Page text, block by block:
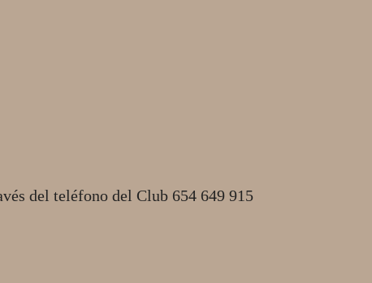
del teléfono del Club 654 649 915